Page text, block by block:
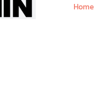
Home